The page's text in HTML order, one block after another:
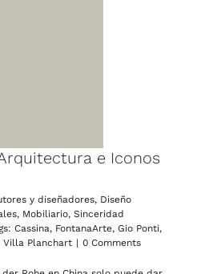
e Iconos
y diseñadores, Diseño
, Mobiliario, Sinceridad
Cassina, FontanaArte, Gio Ponti,
Villa Planchart | 0 Comments